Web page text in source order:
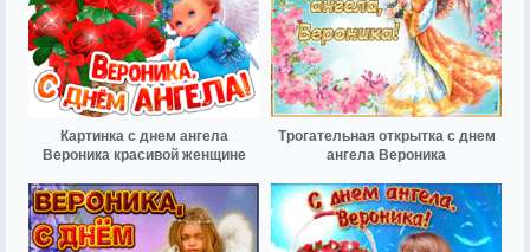
Картинка с днем ангела
Вероника красивой женщине
Трогательная открытка с днем
ангела Вероника